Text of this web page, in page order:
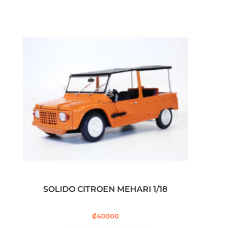
SOLIDO CITROEN MEHARI 1/18
₡40000